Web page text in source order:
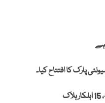
ہے
پارک کا افتتاح کیا۔